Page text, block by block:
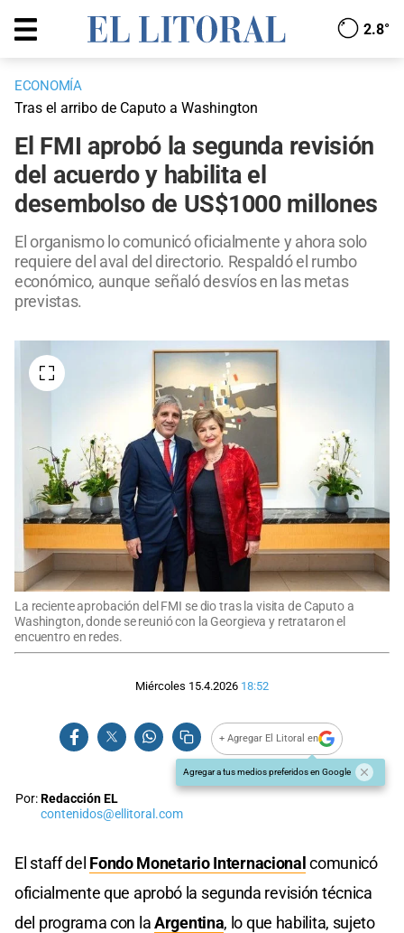
2.8°
ECONOMÍA
Tras el arribo de Caputo a Washington
El FMI aprobó la segunda revisión
del acuerdo y habilita el
desembolso de US$1000 millones
El organismo lo comunicó oficialmente y ahora solo
requiere del aval del directorio. Respaldó el rumbo
económico, aunque señaló desvíos en las metas
previstas.
La reciente aprobación del FMI se dio tras la visita de Caputo a
Washington, donde se reunió con la Georgieva y retrataron el
encuentro en redes.
Miércoles 15.4.2026 18:52
+ Agregar El Litoral en
Agregar a tus medios preferidos en Google
Por:Redacción EL
contenidos@ellitoral.com
El staff del Fondo Monetario Internacionalcomunicó
oficialmente que aprobó la segunda revisión técnica
del programa con laArgentina, lo que habilita, sujeto